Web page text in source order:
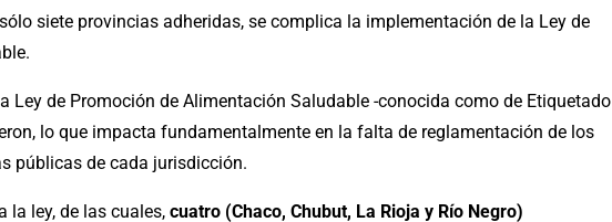
siete provincias adheridas, se complica la implementación de la Ley de
Ley de Promoción de Alimentación Saludable -conocida como de Etiquetado
lo que impacta fundamentalmente en la falta de reglamentación de los
públicas de cada jurisdicción.
la ley, de las cuales, cuatro (Chaco, Chubut, La Rioja y Río Negro)